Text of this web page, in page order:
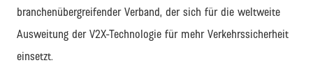
branchenübergreifender Verband, der sich für die weltweite
Ausweitung der V2X-Technologie für mehr Verkehrssicherheit
einsetzt.